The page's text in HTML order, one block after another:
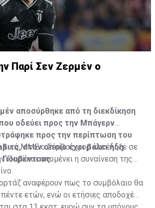
Παρί Σεν Ζερμέν ο
αποσύρθηκε από τη διεκδίκηση
οδεύει προς την Μπάγερν
προς την περίπτωση του
στον οποίο έχει βάλει ήδη
ΜΜΕ ο Σέρβος φορ κατέληξε σε
Παρί και απομένει η συναίνεση της
αναφέρουν πως το συμβόλαιο θα
πέντε ετών, ενώ οι ετήσιες αποδοχές